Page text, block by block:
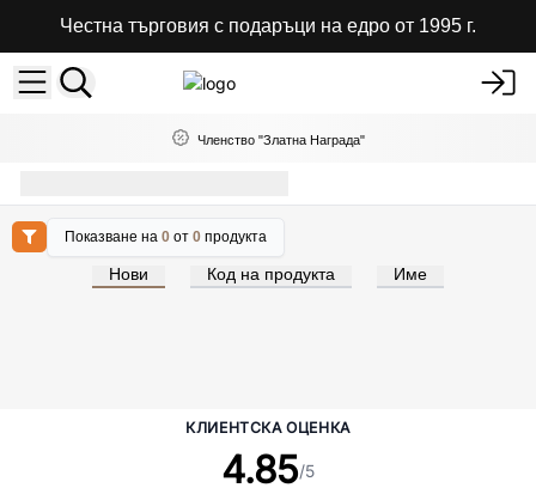
Честна търговия с подаръци на едро от 1995 г.
Членство "Златна Награда"
Показване на0 от0 продукта
Нови Код на продукта Име
КЛИЕНТСКА ОЦЕНКА
4.85/5